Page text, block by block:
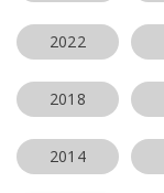
2022
2018
2014